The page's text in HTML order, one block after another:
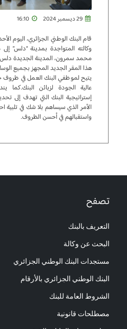
وكالته المتواجدة بمدينة “دلس”
محمد سمرون، المدينة الجديدة
هذا المقر الجديد المجهز بجميع
يتيح لموظفي البنك العمل في ظروف
عالية الجودة لزبائن البنك.كما
إستراتيجية البنك التي تهدف إلى
الأمر الذي سيساهم بلا شك في تلبية
واستقبالهم في أحسن الظروف.
تصفح
التعريف بالبنك
البحث عن وكالة
مستجدات البنك الوطني الجزائري
البنك الوطني الجزائري بالأرقام
الشروط العامة للبنك
مصطلحات قانونية